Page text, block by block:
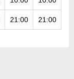
21:00 21:00